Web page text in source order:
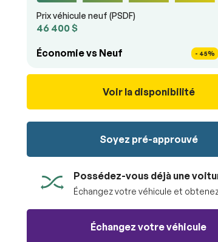
Prix véhicule neuf (PSDF)
46 400 $
Économie vs Neuf
- 45%
Voir la disponibilité
Soyez pré-approuvé
Possédez-vous déjà une
Échangez votre véhicule et
Échangez votre véhicule